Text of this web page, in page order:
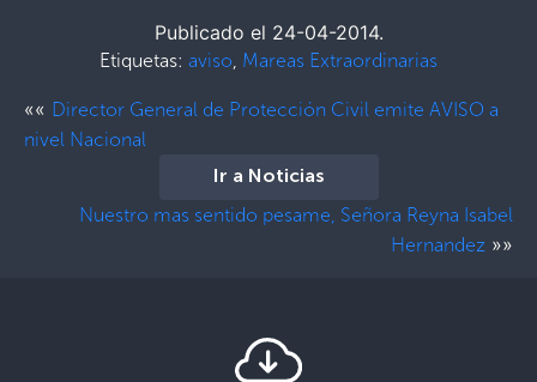
Publicado el 24-04-2014.
Etiquetas: aviso, Mareas Extraordinarias
«« Director General de Protección Civil emite AVISO a
nivel Nacional
Ir a Noticias
Nuestro mas sentido pesame, Señora Reyna Isabel
Hernandez »»